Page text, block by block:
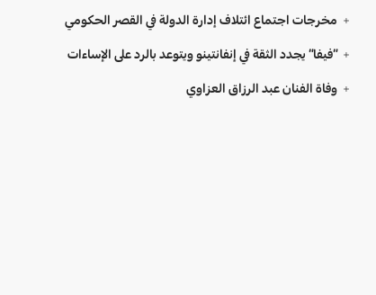
مخرجات اجتماع ائتلاف إدارة الدولة في القصر الحكومي
“فيفا” يجدد الثقة في إنفانتينو ويتوعد بالرد على الإساءات
وفاة الفنان عبد الرزاق العزاوي